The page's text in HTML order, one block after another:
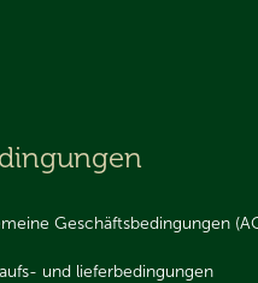
Geschäftsbedingungen
und lieferbedingungen